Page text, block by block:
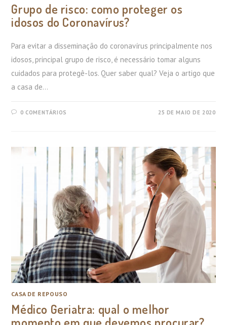
Grupo de risco: como proteger os
idosos do Coronavírus?
Para evitar a disseminação do coronavírus principalmente nos
idosos, principal grupo de risco, é necessário tomar alguns
cuidados para protegê-los. Quer saber qual? Veja o artigo que
a casa de…
0 COMENTÁRIOS 25 DE MAIO DE 2020
CASA DE REPOUSO
Médico Geriatra: qual o melhor